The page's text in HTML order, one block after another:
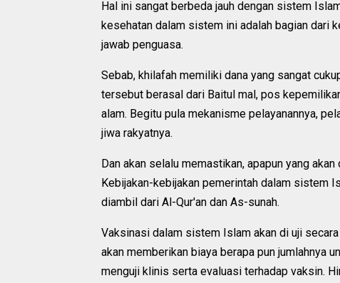
Hal ini sangat berbeda jauh dengan sistem
kesehatan dalam sistem ini adalah bagian dari
jawab penguasa.
Sebab, khilafah memiliki dana yang sangat
tersebut berasal dari Baitul mal, pos
alam. Begitu pula mekanisme pelayanannya,
jiwa rakyatnya.
Dan akan selalu memastikan, apapun yang
Kebijakan-kebijakan pemerintah dalam sistem
diambil dari Al-Qur'an dan As-sunah.
Vaksinasi dalam sistem Islam akan di uji
akan memberikan biaya berapa pun jumlahnya
menguji klinis serta evaluasi terhadap vaksin.